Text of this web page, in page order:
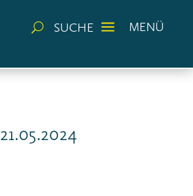
U SUCHE a MENÜ
21.05.2024